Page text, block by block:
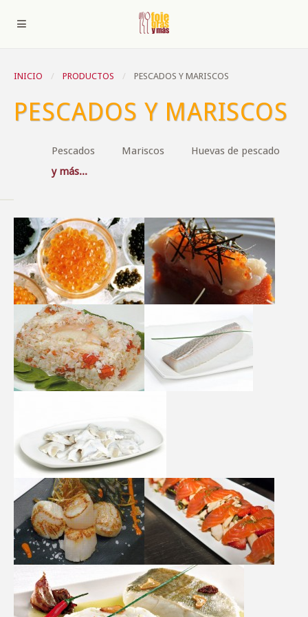
INICIO PRODUCTOS PESCADOS Y MARISCOS
PESCADOS Y MARISCOS
Pescados Mariscos
Huevas de pescado
y más...